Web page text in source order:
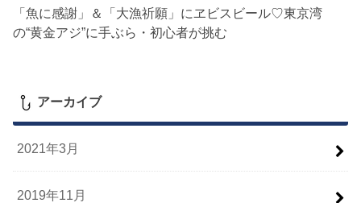
「魚に感謝」＆「大漁祈願」にヱビスビール♡東京湾
の“黄金アジ”に手ぶら・初心者が挑む
アーカイブ
2021年3月
2019年11月